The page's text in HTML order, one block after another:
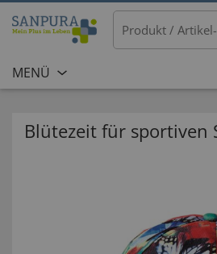
MENÜ
Blütezeit für sportiven